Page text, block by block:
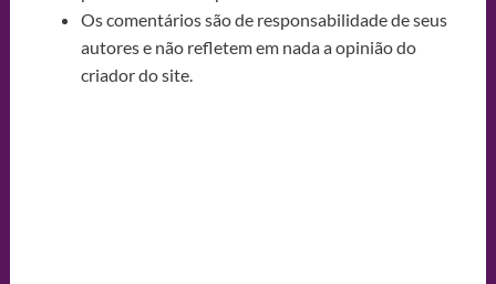
Os comentários são de responsabilidade de seus
autores e não refletem em nada a opinião do
criador do site.